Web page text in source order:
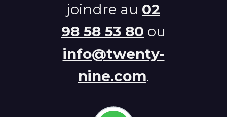
joindre au 02
98 58 53 80 ou
info@twenty-
nine.com.